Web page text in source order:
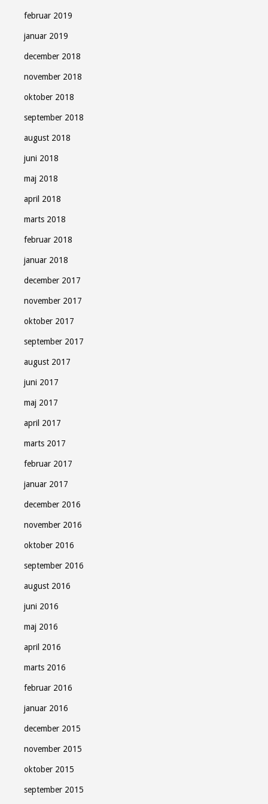
februar 2019
januar 2019
december 2018
november 2018
oktober 2018
september 2018
august 2018
juni 2018
maj 2018
april 2018
marts 2018
februar 2018
januar 2018
december 2017
november 2017
oktober 2017
september 2017
august 2017
juni 2017
maj 2017
april 2017
marts 2017
februar 2017
januar 2017
december 2016
november 2016
oktober 2016
september 2016
august 2016
juni 2016
maj 2016
april 2016
marts 2016
februar 2016
januar 2016
december 2015
november 2015
oktober 2015
september 2015